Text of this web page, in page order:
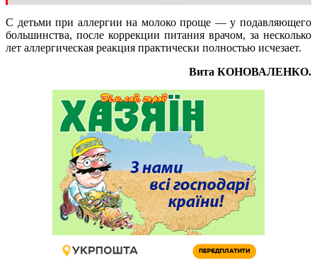
С детьми при аллергии на молоко проще — у подавляющего
большинства, после коррекции питания врачом, за несколько
лет аллергическая реакция практически полностью исчезает.
Вита КОНОВАЛЕНКО.